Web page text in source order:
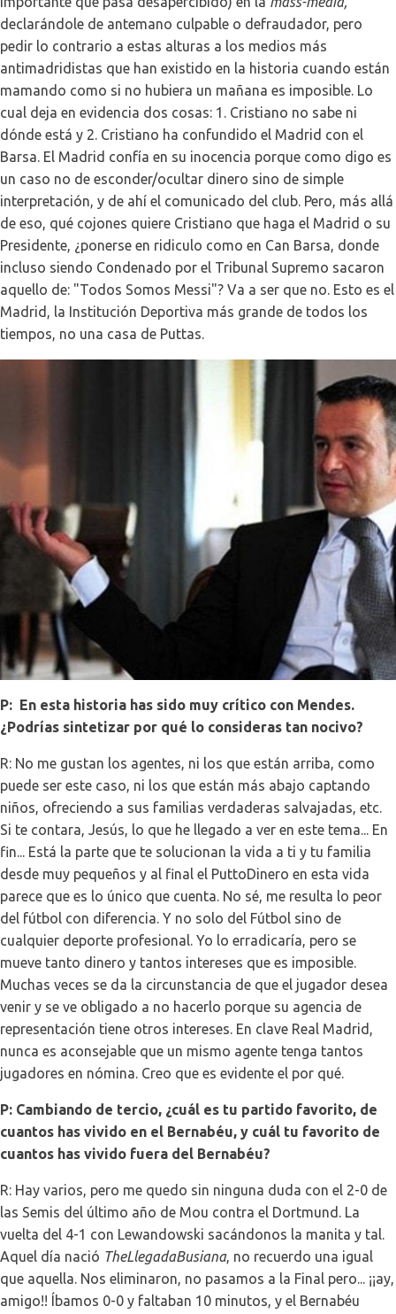
declarándole de antemano culpable o defraudador, pero
pedir lo contrario a estas alturas a los medios más
antimadridistas que han existido en la historia cuando están
mamando como si no hubiera un mañana es imposible. Lo
cual deja en evidencia dos cosas: 1. Cristiano no sabe ni
dónde está y 2. Cristiano ha confundido el Madrid con el
Barsa. El Madrid confía en su inocencia porque como digo es
un caso no de esconder/ocultar dinero sino de simple
interpretación, y de ahí el comunicado del club. Pero, más allá
de eso, qué cojones quiere Cristiano que haga el Madrid o su
Presidente, ¿ponerse en ridiculo como en Can Barsa, donde
incluso siendo Condenado por el Tribunal Supremo sacaron
aquello de: "Todos Somos Messi"? Va a ser que no. Esto es el
Madrid, la Institución Deportiva más grande de todos los
tiempos, no una casa de Puttas.
P: En esta historia has sido muy crítico con Mendes.
¿Podrías sintetizar por qué lo consideras tan nocivo?
R: No me gustan los agentes, ni los que están arriba, como
puede ser este caso, ni los que están más abajo captando
niños, ofreciendo a sus familias verdaderas salvajadas, etc.
Si te contara, Jesús, lo que he llegado a ver en este tema... En
fin... Está la parte que te solucionan la vida a ti y tu familia
desde muy pequeños y al final el PuttoDinero en esta vida
parece que es lo único que cuenta. No sé, me resulta lo peor
del fútbol con diferencia. Y no solo del Fútbol sino de
cualquier deporte profesional. Yo lo erradicaría, pero se
mueve tanto dinero y tantos intereses que es imposible.
Muchas veces se da la circunstancia de que el jugador desea
venir y se ve obligado a no hacerlo porque su agencia de
representación tiene otros intereses. En clave Real Madrid,
nunca es aconsejable que un mismo agente tenga tantos
jugadores en nómina. Creo que es evidente el por qué.
P: Cambiando de tercio, ¿cuál es tu partido favorito, de
cuantos has vivido en el Bernabéu, y cuál tu favorito de
cuantos has vivido fuera del Bernabéu?
R: Hay varios, pero me quedo sin ninguna duda con el 2-0 de
las Semis del último año de Mou contra el Dortmund. La
vuelta del 4-1 con Lewandowski sacándonos la manita y tal.
Aquel día nació TheLlegadaBusiana, no recuerdo una igual
que aquella. Nos eliminaron, no pasamos a la Final pero... ¡¡ay,
amigo!! Íbamos 0-0 y faltaban 10 minutos, y el Bernabéu